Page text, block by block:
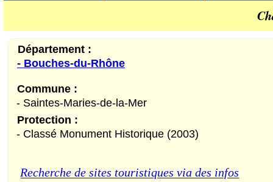
Département :
- Bouches-du-Rhône
Commune :
- Saintes-Maries-de-la-Mer
Protection :
- Classé Monument Historique (2003)
Recherche de sites touristiques via des infos